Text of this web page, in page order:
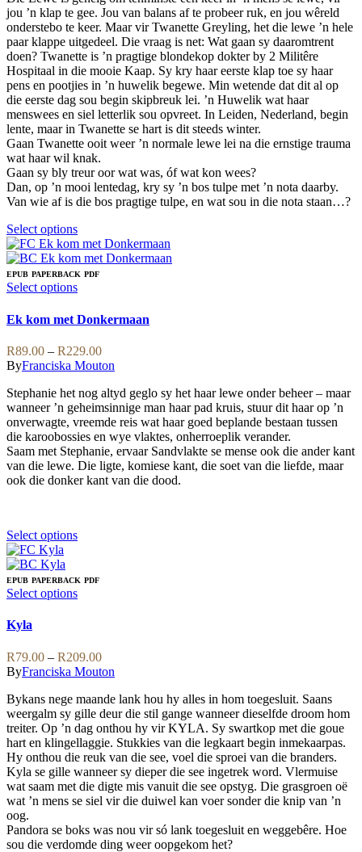
chosen
on
the
product
page
jou ’n klap te gee. Jou van balans af te probeer ruk, en jou wêreld
onderstebo te keer. Maar vir Twanette Greyling, het die lewe ’n hele
paar klappe uitgedeel. Die vraag is net: Wat gaan sy daaromtrent
doen? Twanette is ’n pragtige blondekop dokter by 2 Militêre
Hospitaal in die mooie Kaap. Sy kry haar eerste klap toe sy haar
pens en pootjies in ’n huwelik begewe. Min wetende dat dit al op
die eerste dag sou begin skipbreuk lei. ’n Huwelik wat haar
menswees en siel letterlik sou opvreet. In Leiden, Nederland, begin
lente, maar in Twanette se hart is dit steeds winter.
Gaan Twanette ooit weer ’n normale lewe lei na die ernstige trauma
wat haar wil knak.
Gaan sy bly treur oor wat was, óf wat kon wees?
Dan, op ’n mooi lentedag, kry sy ’n bos tulpe met ’n nota daarby.
Van wie af is die bos pragtige tulpe, en wat sou in die nota staan…?
Select optionsThis
product
has
multiple
variants.
options
may
be
chosen
on
the
product
page
EPUB PAPERBACK PDF
Select optionsThis
has
multiple
variants.
The
options
may
be
chosen
on
the
product
page
Ek kom met Donkermaan
R89.00 – R229.00Price
range:
through
R229.00
ByFranciska Mouton
Stephanie het nog altyd geglo sy het haar lewe onder beheer – maar
wanneer ’n geheimsinnige man haar pad kruis, stuur dit haar op ’n
onverwagte, vreemde reis wat haar goed beplande bestaan tussen
die karoobossies en wye vlaktes, onherroeplik verander.
Saam met Stephanie, ervaar Sandvlakte se mense ook die ander kant
van die lewe. Die ligte, komiese kant, die soet van die liefde, maar
ook die donker kant van die dood.
Select optionsThis
multiple
variants.
be
chosen
on
the
product
page
EPUB PAPERBACK PDF
Select optionsThis
variants.
The
options
may
be
chosen
on
the
product
page
Kyla
R79.00 – R209.00Price
range:
through
R209.00
ByFranciska Mouton
Bykans nege maande lank hou hy alles in hom toegesluit. Saans
weergalm sy gille deur die stil gange wanneer dieselfde droom hom
treiter. Op ’n dag onthou hy vir KYLA. Sy swartkop met die goue
hart en klingellaggie. Stukkies van die legkaart begin inmekaarpas.
Hy onthou die reuk van die see, voel die sproei van die branders.
Kyla se gille wanneer sy dieper die see ingetrek word. Vlermuise
wat saam met die digte mis vanuit die see opstyg. Die grasgroen oë
wat ’n mens se siel vir die duiwel kan voer sonder die knip van ’n
oog.
Pandora se boks was nou vir só lank toegesluit en weggebêre. Hoe
sou die verdomde ding weer oopgekom het?